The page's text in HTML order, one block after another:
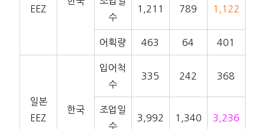
EEZ
수
1,211 789 1,122
어획량 463 64 401
일본
EEZ
한국
입어척
수
335 242 368
조업일
수
3,992 1,340 3,236